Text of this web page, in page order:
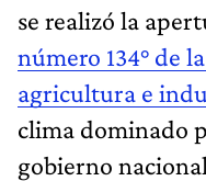
se realizó la
número 134° de
agricultura e
clima dominado
gobierno